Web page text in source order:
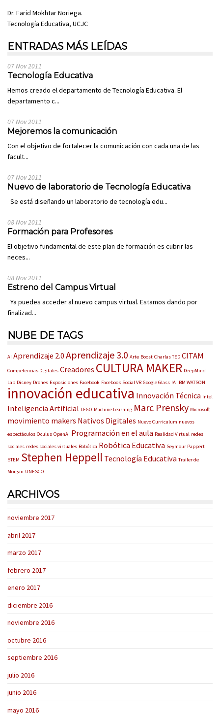
Dr. Farid Mokhtar Noriega.
Tecnología Educativa, UCJC
ENTRADAS MÁS LEÍDAS
07 Nov 2011
Tecnología Educativa
Hemos creado el departamento de Tecnología Educativa. El
departamento c...
07 Nov 2011
Mejoremos la comunicación
Con el objetivo de fortalecer la comunicación con cada una de las
facult...
07 Nov 2011
Nuevo de laboratorio de Tecnología Educativa
Se está diseñando un laboratorio de tecnología edu...
08 Nov 2011
Formación para Profesores
El objetivo fundamental de este plan de formación es cubrir las
neces...
08 Nov 2011
Estreno del Campus Virtual
Ya puedes acceder al nuevo campus virtual. Estamos dando por
finalizad...
NUBE DE TAGS
AI Aprendizaje 2.0 Aprendizaje 3.0 Arte Boost Charlas TED CITAM
Competencias Digitales Creadores CULTURA MAKER DeepMind
Lab Disney Drones Exposiciones Facebook Facebook Social VR Google Glass IA IBM WATSON
innovación educativa Innovación Técnica Intel
Inteligencia Artificial LEGO Machine Learning Marc Prensky Microsoft
movimiento makers Nativos Digitales Nuevo Curriculum nuevos
espectáculos Oculus OpenAI Programación en el aula Realidad Virtual redes
sociales redes sociales virtuales Robótica Robótica Educativa Seymour Pappert
STEM Stephen Heppell Tecnología Educativa Trailer de
Morgan UNESCO
ARCHIVOS
noviembre 2017
abril 2017
marzo 2017
febrero 2017
enero 2017
diciembre 2016
noviembre 2016
octubre 2016
septiembre 2016
julio 2016
junio 2016
mayo 2016